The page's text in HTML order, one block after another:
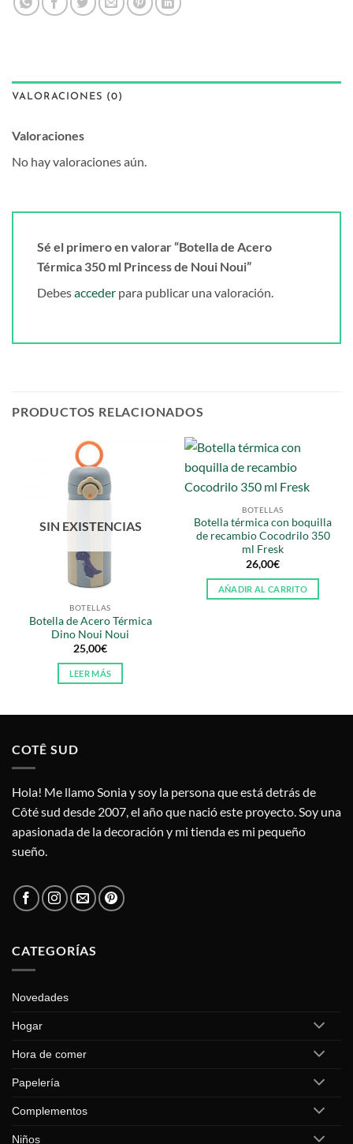
VALORACIONES (0)
Valoraciones
No hay valoraciones aún.
Sé el primero en valorar “Botella de Acero
Térmica 350 ml Princess de Noui Noui”
Debesacceder para publicar una valoración.
PRODUCTOS RELACIONADOS
SIN EXISTENCIAS
BOTELLAS
Botella de Acero Térmica
Dino Noui Noui
25,00€
LEER MÁS
BOTELLAS
Botella térmica con boquilla
de recambio Cocodrilo 350
ml Fresk
26,00€
AÑADIR AL CARRITO
COTÊ SUD
Hola! Me llamo Sonia y soy la persona que está detrás de
Côté sud desde 2007, el año que nació este proyecto. Soy una
apasionada de la decoración y mi tienda es mi pequeño
sueño.
CATEGORÍAS
Novedades
Hogar
Hora de comer
Papelería
Complementos
Niños